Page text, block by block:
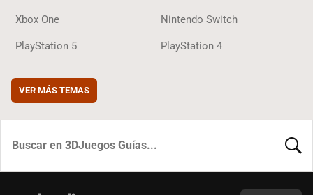
Xbox One Nintendo Switch
PlayStation 5 PlayStation 4
VER MÁS TEMAS